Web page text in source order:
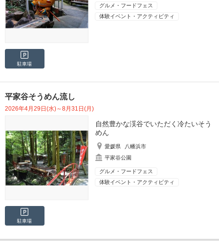
グルメ・フードフェス
体験イベント・アクティビティ
駐車場
平家谷そうめん流し
2026年4月29日(水)～8月31日(月)
自然豊かな渓谷でいただく冷たいそう
めん
愛媛県
八幡浜市
平家谷公園
グルメ・フードフェス
体験イベント・アクティビティ
駐車場